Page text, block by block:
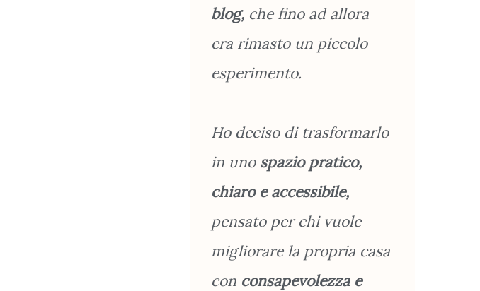
blog, che fino ad allora
era rimasto un piccolo
esperimento.
Ho deciso di trasformarlo
in unospazio pratico,
chiaro e accessibile,
pensato per chi vuole
migliorare la propria casa
con consapevolezza e